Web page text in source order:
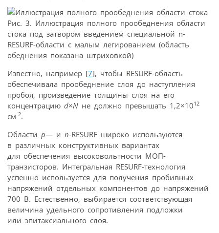
Рис. 3. Иллюстрация полного прообеднения области
стока под затвором введением специальной n-
RESURF-области с малым легированием (область
обеднения показана штриховкой)
Известно, например [7], чтобы RESURF-область
обеспечивала прообеднение слоя до наступления
пробоя, произведение толщины слоя на его
концентрацию d×N не должно превышать 1,2×1012
см-2.
Области р— и n-RESURF широко используются
в различных конструктивных вариантах
для обеспечения высоковольтности МОП-
транзисторов. Интегральная RESURF-технология
успешно используется для получения пробивных
напряжений отдельных компонентов до напряжений
700 В. Естественно, выбирается соответствующая
величина удельного сопротивления подложки
или эпитаксиального слоя.